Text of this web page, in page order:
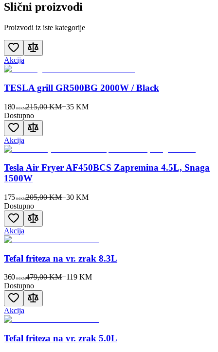
Slični proizvodi
Proizvodi iz iste kategorije
Akcija
TESLA grill GR500BG 2000W / Black
180 00KM215,00 KM−35 KM
Dostupno
Akcija
Tesla Air Fryer AF450BCS Zapremina 4.5L, Snaga
1500W
175 00KM205,00 KM−30 KM
Dostupno
Akcija
Tefal friteza na vr. zrak 8.3L
360 00KM479,00 KM−119 KM
Dostupno
Akcija
Tefal friteza na vr. zrak 5.0L